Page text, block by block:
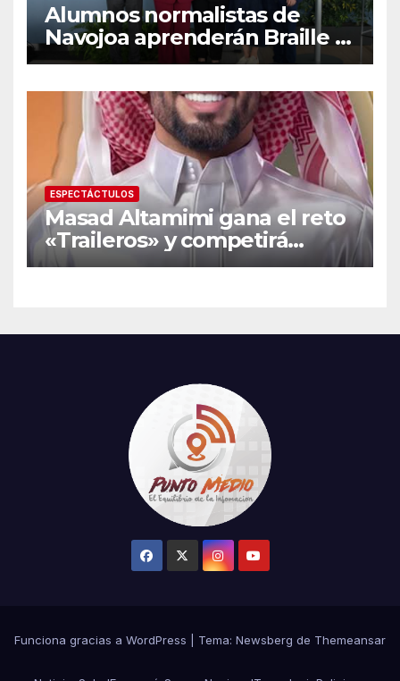
Alumnos normalistas de
Navojoa aprenderán Braille y
Lengua de Señas tras ganar
ESPECTÁCTULOS
Masad Altamimi gana el reto
«Traileros» y competirá
contra Moisés Peñaloza por
Funciona gracias a WordPress Tema: Newsberg de Themeansar